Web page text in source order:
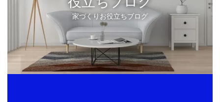
家づくりお役立ちブログ